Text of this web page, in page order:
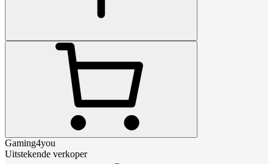
Gaming4you
Uitstekende verkoper